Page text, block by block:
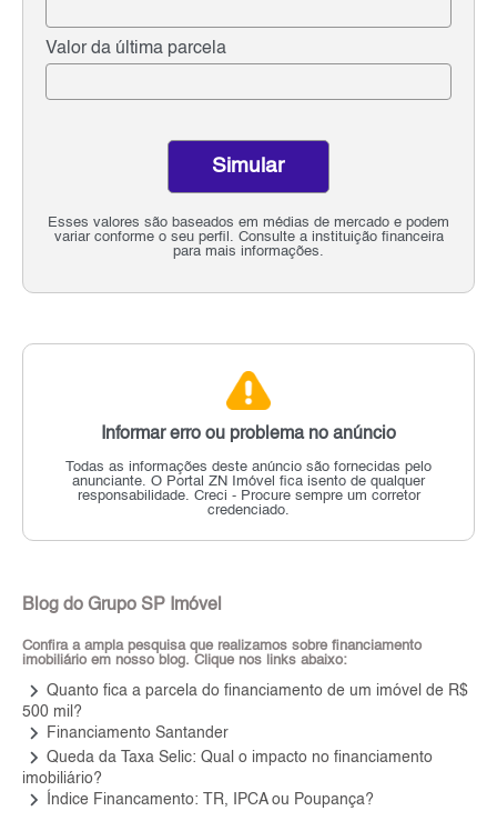
Valor da última parcela
Esses valores são baseados em médias de mercado e podem
variar conforme o seu perfil. Consulte a instituição financeira
para mais informações.
Simular
Informar erro ou problema no anúncio
Todas as informações deste anúncio são fornecidas pelo
anunciante. O Portal ZN Imóvel fica isento de qualquer
responsabilidade. Creci - Procure sempre um corretor
credenciado.
Blog do Grupo SP Imóvel
Confira a ampla pesquisa que realizamos sobre financiamento
imobiliário em nosso blog. Clique nos links abaixo:
keyboard_arrow_right Quanto fica a parcela do financiamento de um imóvel de R$
500 mil?
keyboard_arrow_right Financiamento Santander
keyboard_arrow_right Queda da Taxa Selic: Qual o impacto no financiamento
imobiliário?
keyboard_arrow_right Índice Financamento: TR, IPCA ou Poupança?